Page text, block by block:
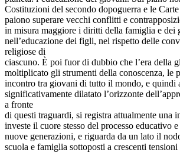
Costituzioni del secondo dopoguerra e le
paiono superare vecchi conflitti e
in misura maggiore i diritti della famiglia e dei
nell’educazione dei figli, nel rispetto delle
religiose di
ciascuno. È poi fuor di dubbio che l’era della
moltiplicato gli strumenti della conoscenza, le
incontro tra giovani di tutto il mondo, e quindi
significativamente dilatato l’orizzonte
a fronte
di questi traguardi, si registra attualmente una
investe il cuore stesso del processo educativo
nuove generazioni, e riguarda da un lato il
scuola e famiglia sottoposti a crescenti